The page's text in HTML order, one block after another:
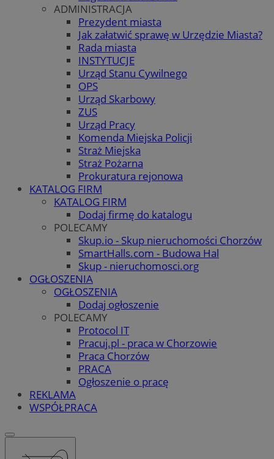
ADMINISTRACJA
Prezydent miasta
Jak załatwić sprawę w Urzędzie Miasta?
Rada miasta
INSTYTUCJE
Urząd Stanu Cywilnego
OPS
Urząd Skarbowy
ZUS
Urząd Pracy
Komenda Miejska Policji
Straż Miejska
Straż Pożarna
Prokuratura rejonowa
KATALOG FIRM
KATALOG FIRM
Dodaj firmę do katalogu
POLECAMY
Skup.io - Skup nieruchomości Chorzów
SmartHalls.com - Budowa Hal
Skup - nieruchomosci.org
OGŁOSZENIA
OGŁOSZENIA
Dodaj ogłoszenie
POLECAMY
Protocol IT
Pracuj.pl - praca w Chorzowie
Praca Chorzów
PRACA
Ogłoszenie o pracę
REKLAMA
WSPÓŁPRACA